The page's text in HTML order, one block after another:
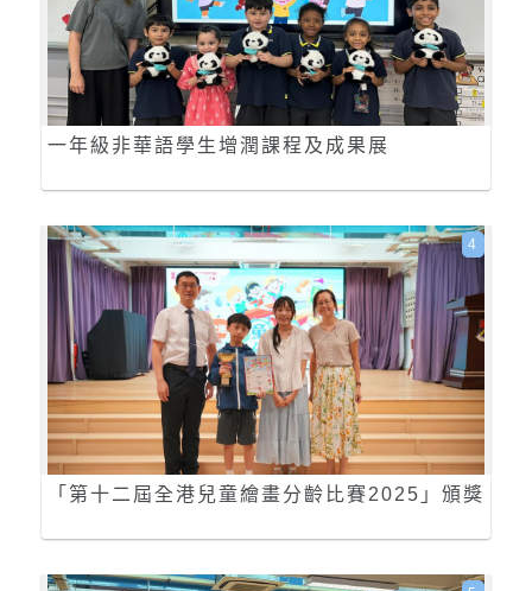
一年級非華語學生增潤課程及成果展
「第十二屆全港兒童繪畫分齡比賽2025」頒獎
4